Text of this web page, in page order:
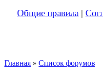
Общие правила |
Главная » Список форумов